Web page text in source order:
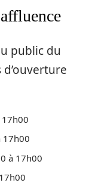
public du
17h00
à 17h00